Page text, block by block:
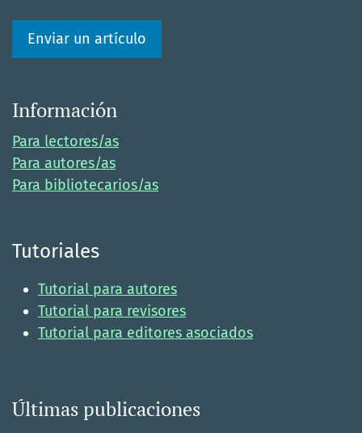
Enviar un artículo
Información
Para lectores/as
Para autores/as
Para bibliotecarios/as
Tutoriales
Tutorial para autores
Tutorial para revisores
Tutorial para editores asociados
Últimas publicaciones